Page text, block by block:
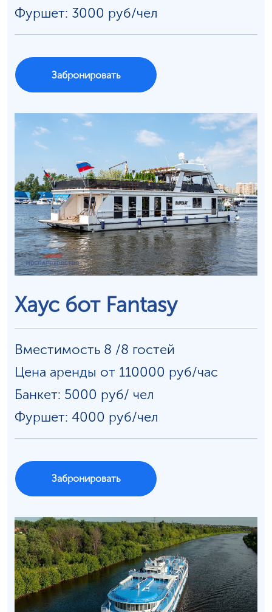
Фуршет: 3000 руб/чел
Забронировать
Хаус бот Fantasy
Вместимость 8 /8 гостей
Цена аренды от 110000 руб/час
Банкет: 5000 руб/ чел
Фуршет: 4000 руб/чел
Забронировать